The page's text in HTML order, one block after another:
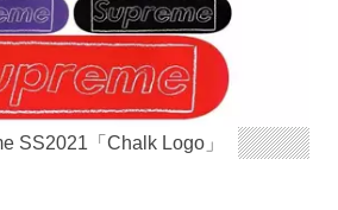
SS2021「Chalk Logo」